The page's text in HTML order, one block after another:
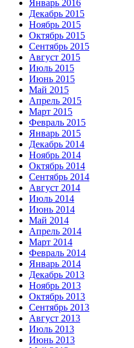
Январь 2016
Декабрь 2015
Ноябрь 2015
Октябрь 2015
Сентябрь 2015
Август 2015
Июль 2015
Июнь 2015
Май 2015
Апрель 2015
Март 2015
Февраль 2015
Январь 2015
Декабрь 2014
Ноябрь 2014
Октябрь 2014
Сентябрь 2014
Август 2014
Июль 2014
Июнь 2014
Май 2014
Апрель 2014
Март 2014
Февраль 2014
Январь 2014
Декабрь 2013
Ноябрь 2013
Октябрь 2013
Сентябрь 2013
Август 2013
Июль 2013
Июнь 2013